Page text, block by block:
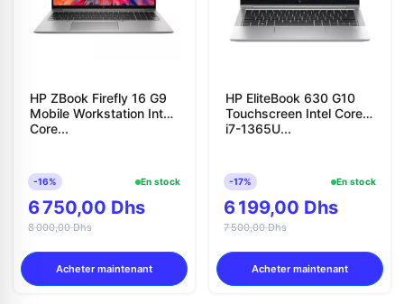
HP ZBook Firefly 16 G9
Mobile Workstation Intel
Core...
-16% En stock
6 750,00 Dhs
8 000,00 Dhs
Acheter maintenant
HP EliteBook 630 G10
Touchscreen Intel Core
i7-1365U...
-17% En stock
6 199,00 Dhs
7 500,00 Dhs
Acheter maintenant